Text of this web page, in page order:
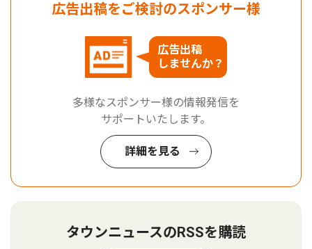
広告出稿をご検討のスポンサー様
広告出稿
しませんか？
多様なスポンサー様の情報発信を
サポートいたします。
詳細を見る
タウンニュースのRSSを購読